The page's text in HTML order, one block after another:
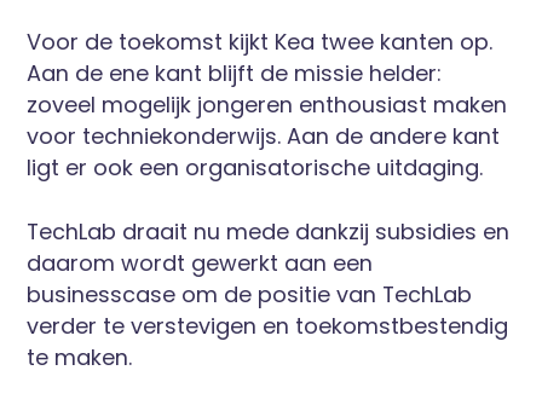
Voor de toekomst kijkt Kea twee kanten op.
Aan de ene kant blijft de missie helder:
zoveel mogelijk jongeren enthousiast maken
voor techniekonderwijs. Aan de andere kant
ligt er ook een organisatorische uitdaging.
TechLab draait nu mede dankzij subsidies en
daarom wordt gewerkt aan een
businesscase om de positie van TechLab
verder te verstevigen en toekomstbestendig
te maken.